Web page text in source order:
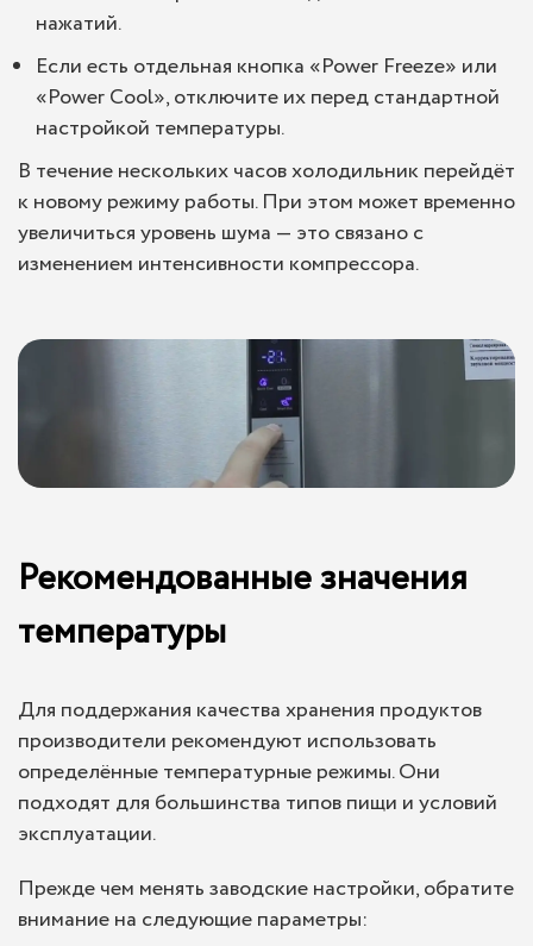
нажатий.
Если есть отдельная кнопка «Power Freeze» или
«Power Cool», отключите их перед стандартной
настройкой температуры.
В течение нескольких часов холодильник перейдёт
к новому режиму работы. При этом может временно
увеличиться уровень шума — это связано с
изменением интенсивности компрессора.
Рекомендованные значения
температуры
Для поддержания качества хранения продуктов
производители рекомендуют использовать
определённые температурные режимы. Они
подходят для большинства типов пищи и условий
эксплуатации.
Прежде чем менять заводские настройки, обратите
внимание на следующие параметры: